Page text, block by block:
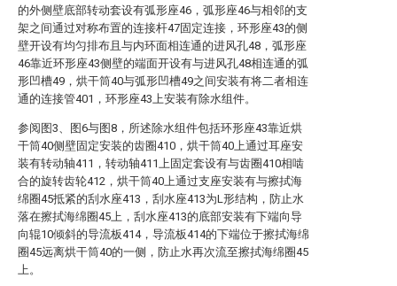
的外侧壁底部转动套设有弧形座46，弧形座46与相邻的支
架之间通过对称布置的连接杆47固定连接，环形座43的侧
壁开设有均匀排布且与内环面相连通的进风孔48，弧形座
46靠近环形座43侧壁的端面开设有与进风孔48相连通的弧
形凹槽49，烘干筒40与弧形凹槽49之间安装有将二者相连
通的连接管401，环形座43上安装有除水组件。
参阅图3、图6与图8，所述除水组件包括环形座43靠近烘
干筒40侧壁固定安装的齿圈410，烘干筒40上通过耳座安
装有转动轴411，转动轴411上固定套设有与齿圈410相啮
合的旋转齿轮412，烘干筒40上通过支座安装有与擦拭海
绵圈45抵紧的刮水座413，刮水座413为L形结构，防止水
落在擦拭海绵圈45上，刮水座413的底部安装有下端向导
向辊10倾斜的导流板414，导流板414的下端位于擦拭海绵
圈45远离烘干筒40的一侧，防止水再次流至擦拭海绵圈45
上。